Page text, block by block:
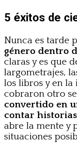
5 éxitos de
Nunca es tarde
género dentro
claras y es que
largometrajes,
los libros y en
cobraron otro
convertido en
contar historias
abre la mente y
situaciones